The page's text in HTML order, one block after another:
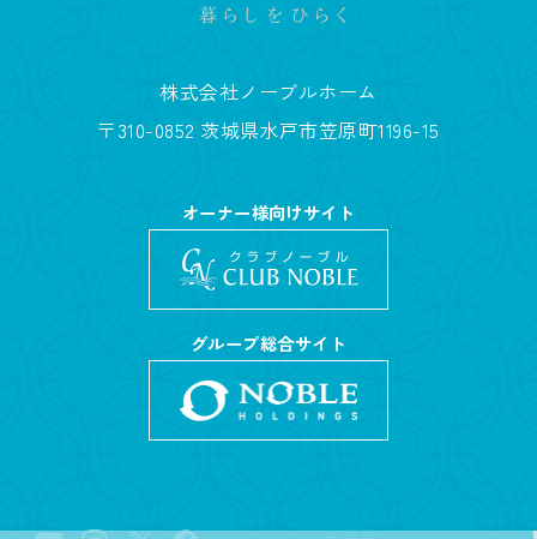
株式会社ノーブルホーム
〒310-0852 茨城県水戸市笠原町1196-15
オーナー様向けサイト
グループ総合サイト